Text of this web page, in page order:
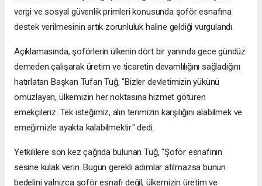
vergi ve sosyal güvenlik primleri konusunda şoför esnafına
destek verilmesinin artık zorunluluk haline geldiği vurgulandı.
Açıklamasında, şoförlerin ülkenin dört bir yanında gece gündüz
demeden çalışarak üretim ve ticaretin devamlılığını sağladığını
hatırlatan Başkan Tufan Tuğ, "Bizler devletimizin yükünü
omuzlayan, ülkemizin her noktasına hizmet götüren
emekçileriz. Tek isteğimiz, alın terimizin karşılığını alabilmek ve
emeğimizle ayakta kalabilmektir." dedi.
Yetkililere son kez çağrıda bulunan Tuğ, "Şoför esnafının
sesine kulak verin. Bugün gerekli adımlar atılmazsa bunun
bedelini yalnızca şoför esnafı değil, ülkemizin üretim ve